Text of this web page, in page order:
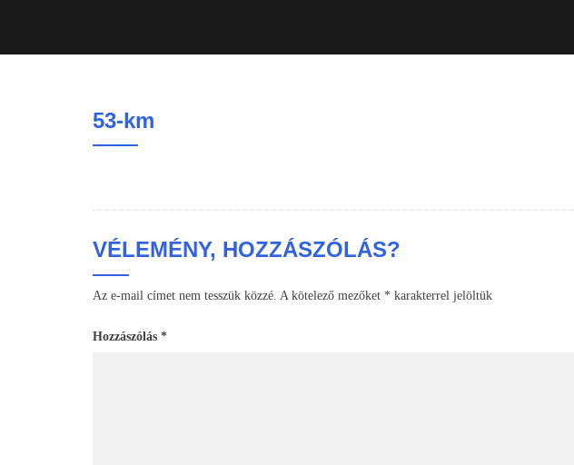
53-km
VÉLEMÉNY, HOZZÁSZÓLÁS?
Az e-mail címet nem tesszük közzé. A kötelező mezőket * karakterrel jelöltük
Hozzászólás *